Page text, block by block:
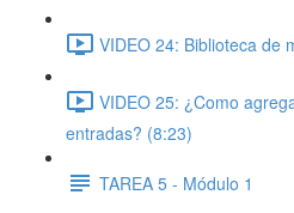
VIDEO 24: Biblioteca de
VIDEO 25: ¿Como
entradas? (8:23)
TAREA 5 - Módulo 1